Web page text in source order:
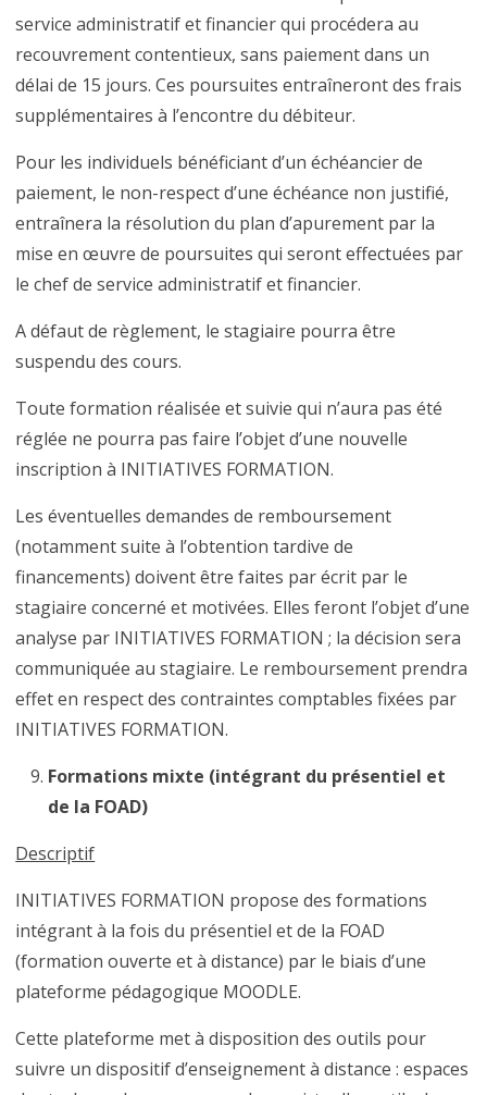
service administratif et financier qui procédera au
recouvrement contentieux, sans paiement dans un
délai de 15 jours. Ces poursuites entraîneront des frais
supplémentaires à l’encontre du débiteur.
Pour les individuels bénéficiant d’un échéancier de
paiement, le non-respect d’une échéance non justifié,
entraînera la résolution du plan d’apurement par la
mise en œuvre de poursuites qui seront effectuées par
le chef de service administratif et financier.
A défaut de règlement, le stagiaire pourra être
suspendu des cours.
Toute formation réalisée et suivie qui n’aura pas été
réglée ne pourra pas faire l’objet d’une nouvelle
inscription à INITIATIVES FORMATION.
Les éventuelles demandes de remboursement
(notamment suite à l’obtention tardive de
financements) doivent être faites par écrit par le
stagiaire concerné et motivées. Elles feront l’objet d’une
analyse par INITIATIVES FORMATION ; la décision sera
communiquée au stagiaire. Le remboursement prendra
effet en respect des contraintes comptables fixées par
INITIATIVES FORMATION.
Formations mixte (intégrant du présentiel et
de la FOAD)
Descriptif
INITIATIVES FORMATION propose des formations
intégrant à la fois du présentiel et de la FOAD
(formation ouverte et à distance) par le biais d’une
plateforme pédagogique MOODLE.
Cette plateforme met à disposition des outils pour
suivre un dispositif d’enseignement à distance : espaces